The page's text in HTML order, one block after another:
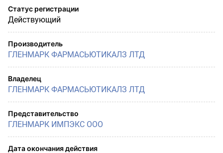
Статус регистрации
Действующий
Производитель
ГЛЕНМАРК ФАРМАСЬЮТИКАЛЗ ЛТД
Владелец
ГЛЕНМАРК ФАРМАСЬЮТИКАЛЗ ЛТД
Представительство
ГЛЕНМАРК ИМПЭКС ООО
Дата окончания действия